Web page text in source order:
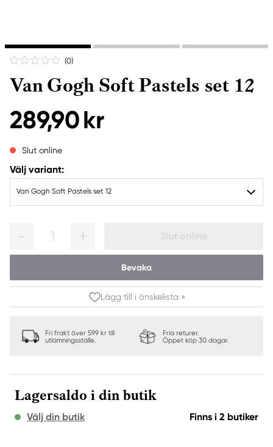
(0)
Van Gogh Soft Pastels set 12
289,90 kr
Slut online
Välj variant:
Van Gogh Soft Pastels set 12
1 Slut online
Bevaka
Lägg till i önskelista »
Fri frakt över 599 kr till
utlämningsställe.
Fria returer.
Öppet köp 30 dagar.
Lagersaldo i din butik
Välj din butik Finns i 2 butiker